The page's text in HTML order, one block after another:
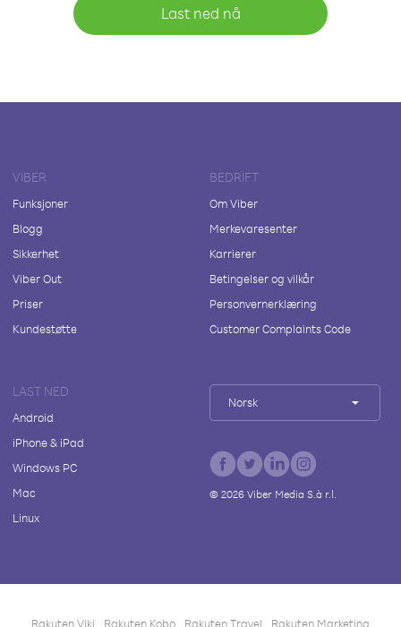
Last ned nå
VIBER
Funksjoner
Blogg
Sikkerhet
Viber Out
Priser
Kundestøtte
BEDRIFT
Om Viber
Merkevaresenter
Karrierer
Betingelser og vilkår
Personvernerklæring
Customer Complaints Code
LAST NED
Android
iPhone & iPad
Windows PC
Mac
Linux
Norsk
© 2026Viber Media S.à r.l.
Rakuten Viki Rakuten Kobo Rakuten Travel Rakuten Marketing